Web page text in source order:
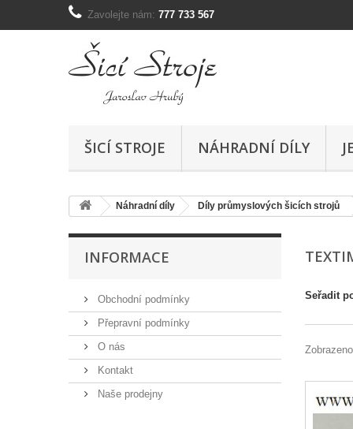
Zavolejte nám: 777 733 567
ŠICÍ STROJE NÁHRADNÍ DÍLY
Náhradní díly Díly průmyslových šicích strojů
INFORMACE
Obchodní podmínky
Přepravní podmínky
O nás
Kontakt
Naše prodejny
Seřadit